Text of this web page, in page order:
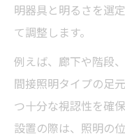
明器具と明るさを選
て調整します。
例えば、廊下や階段
間接照明タイプの足
つ十分な視認性を確保
設置の際は、照明の